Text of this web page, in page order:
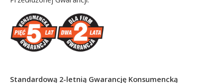
Standardową 2-letnią Gwarancję Konsumencką